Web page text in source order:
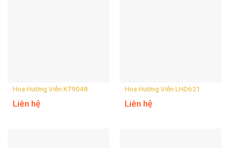
Hoa Hướng Viễn KT9048
Liên hệ
Hoa Hướng Viễn LHD621
Liên hệ